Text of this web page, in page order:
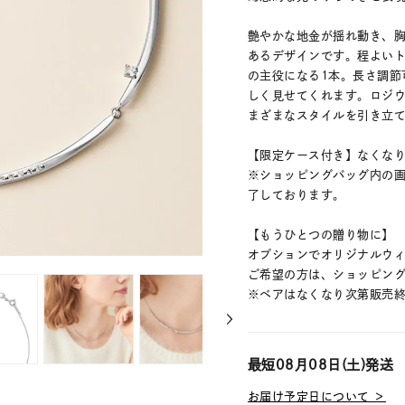
艶やかな地金が揺れ動き、
あるデザインです。程よい
の主役になる1本。長さ調
しく見せてくれます。ロジ
まざまなスタイルを引き立
【限定ケース付き】なくな
※ショッピングバッグ内の
了しております。
【もうひとつの贈り物に】
オプションでオリジナルウ
ご希望の方は、ショッピン
※ベアはなくなり次第販売
最短08月08日(土)発送
お届け予定日について ＞